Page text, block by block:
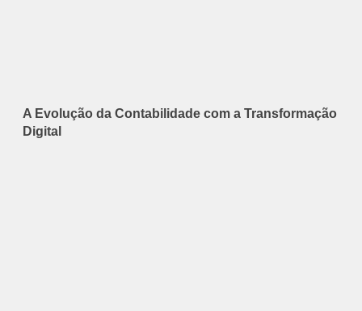
A Evolução da Contabilidade com a Transformação
Digital